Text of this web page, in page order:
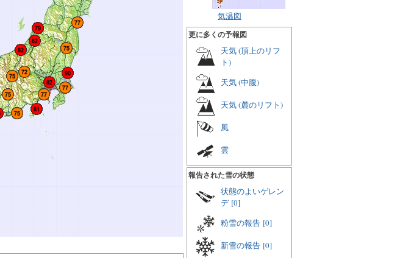
気温図
更に多くの予報図
天気 (頂上のリフ
ト)
天気 (中腹)
天気 (麓のリフト)
風
雲
報告された雪の状態
状態のよいゲレン
デ [0]
粉雪の報告 [0]
新雪の報告 [0]